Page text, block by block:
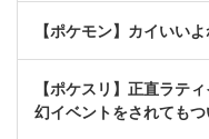
【ポケモン】カイいい
【ポケスリ】正直ラテ
幻イベントをされても